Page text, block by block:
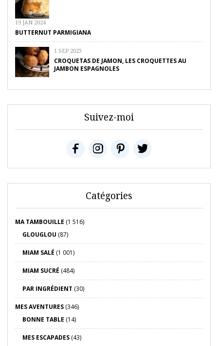
19 JAN 2024
BUTTERNUT PARMIGIANA
1 SEP 2023
CROQUETAS DE JAMON, LES CROQUETTES AU
JAMBON ESPAGNOLES
Suivez-moi
Catégories
MA TAMBOUILLE (1 516)
GLOUGLOU (87)
MIAM SALÉ (1 001)
MIAM SUCRÉ (484)
PAR INGRÉDIENT (30)
MES AVENTURES (346)
BONNE TABLE (14)
MES ESCAPADES (43)